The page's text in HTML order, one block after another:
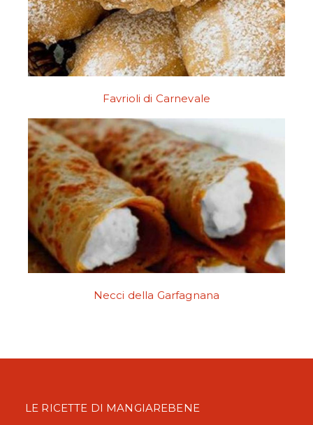
Favrioli di Carnevale
Necci della Garfagnana
LE RICETTE DI MANGIAREBENE